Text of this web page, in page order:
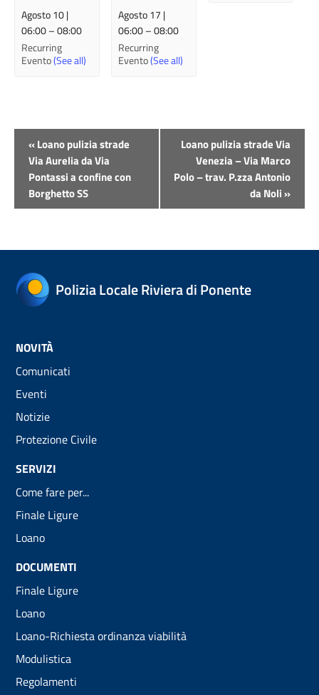
Agosto 10 |
06:00–08:00
Recurring
Evento(See all)
Agosto 17 |
06:00–08:00
Recurring
Evento(See all)
Evento
Navigazione
«Loano pulizia strade
Via Aurelia da Via
Pontassi a confine con
Borghetto SS
Loano pulizia strade Via
Venezia – Via Marco
Polo – trav. P.zza Antonio
da Noli»
Polizia Locale Riviera di Ponente
NOVITÀ
Comunicati
Eventi
Notizie
Protezione Civile
SERVIZI
Come fare per...
Finale Ligure
Loano
DOCUMENTI
Finale Ligure
Loano
Loano-Richiesta ordinanza viabilità
Modulistica
Regolamenti